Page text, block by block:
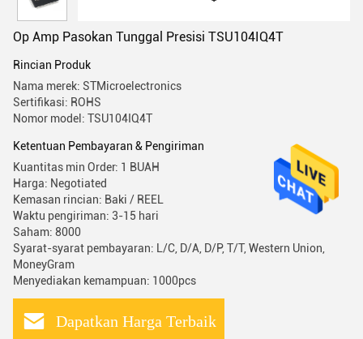
Op Amp Pasokan Tunggal Presisi TSU104IQ4T
Rincian Produk
Nama merek: STMicroelectronics
Sertifikasi: ROHS
Nomor model: TSU104IQ4T
Ketentuan Pembayaran & Pengiriman
Kuantitas min Order: 1 BUAH
Harga: Negotiated
Kemasan rincian: Baki / REEL
Waktu pengiriman: 3-15 hari
Saham: 8000
Syarat-syarat pembayaran: L/C, D/A, D/P, T/T, Western Union,
MoneyGram
Menyediakan kemampuan: 1000pcs
Dapatkan Harga Terbaik